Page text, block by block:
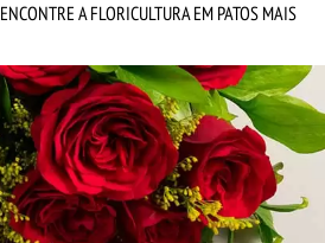
A FLORICULTURA EM PATOS MAIS